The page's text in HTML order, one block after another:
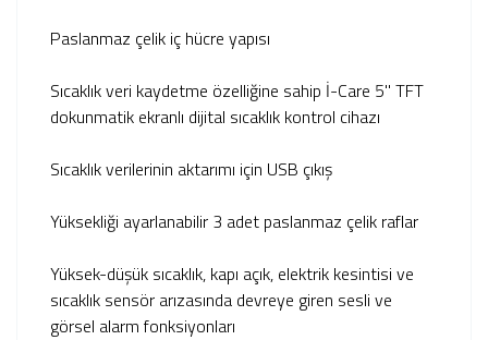
Paslanmaz çelik iç hücre yapısı
Sıcaklık veri kaydetme özelliğine sahip İ-Care 5" TFT
dokunmatik ekranlı dijital sıcaklık kontrol cihazı
Sıcaklık verilerinin aktarımı için USB çıkış
Yüksekliği ayarlanabilir 3 adet paslanmaz çelik raflar
Yüksek-düşük sıcaklık, kapı açık, elektrik kesintisi ve
sıcaklık sensör arızasında devreye giren sesli ve
görsel alarm fonksiyonları